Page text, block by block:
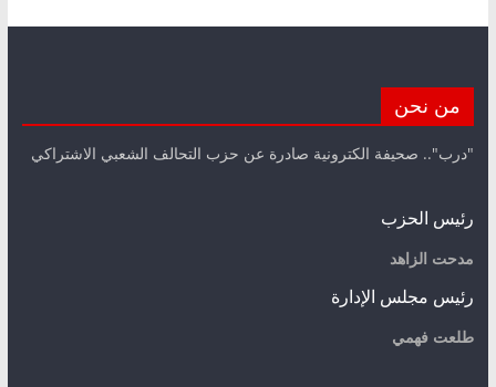
من نحن
"درب".. صحيفة الكترونية صادرة عن حزب التحالف الشعبي الاشتراكي
رئيس الحزب
مدحت الزاهد
رئيس مجلس الإدارة
طلعت فهمي